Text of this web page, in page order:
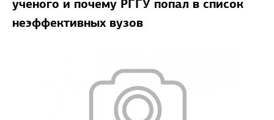
ученого и почему РГГУ попал в список
неэффективных вузов